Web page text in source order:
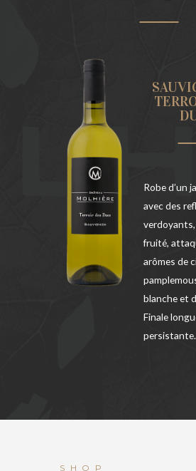
Robe d’un
avec des
fruité,
arômes de
blanche et
Finale
persistante.
SHOP